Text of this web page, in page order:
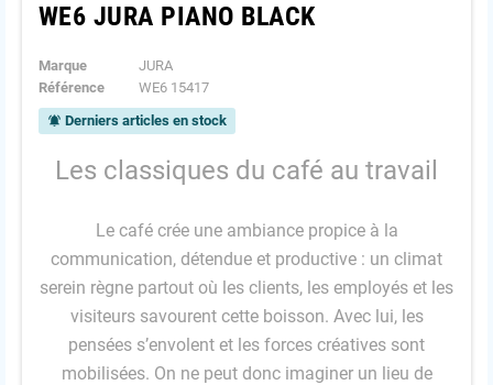
WE6 JURA PIANO BLACK
Marque
JURA
Référence
WE6 15417
notifications_active Derniers articles en stock
Les classiques du café au travail
Le café crée une ambiance propice à la
communication, détendue et productive : un climat
serein règne partout où les clients, les employés et les
visiteurs savourent cette boisson. Avec lui, les
pensées s’envolent et les forces créatives sont
mobilisées. On ne peut donc imaginer un lieu de